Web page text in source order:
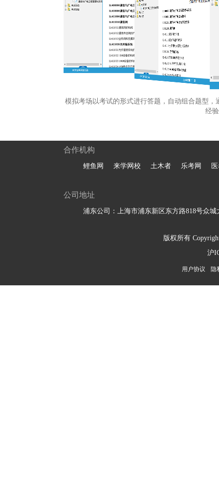
模拟考场以考试的形式进行答题，自动组合题型
经
合作机构
鲤鱼网 来学网校 土木者 乐考网
公司地址
浦东公司：上海市浦东新区东方路818号众城
版权所有
沪
用户协议 隐